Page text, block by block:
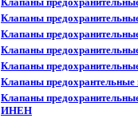
Клапаны
Клапаны
Клапаны
Клапаны
Клапаны
Клапаны
ИНЕН